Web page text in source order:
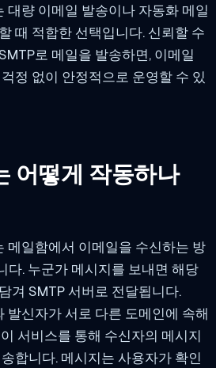
대량 이메일 발송이나 자동화 메일
때 적합한 선택입니다. 신뢰할 수
로 메일을 발송하면, 이메일
정 없이 안정적으로 운영할 수 있
어떻게 작동하나
메일함에서 이메일을 수신하는 방
다. 누군가 메시지를 보내면 해당
겨 SMTP 서버로 전달됩니다.
발신자가 서로 다른 도메인에 속해
서비스를 통해 수신자의 메시지
합니다. 메시지는 사용자가 확인